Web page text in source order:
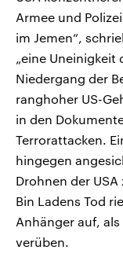
Armee und
im Jemen“,
„eine Uneinigkeit
Niedergang der
ranghoher US-
in den
Terrorattacken.
hingegen
Drohnen der
Bin Ladens Tod
Anhänger auf,
verüben.